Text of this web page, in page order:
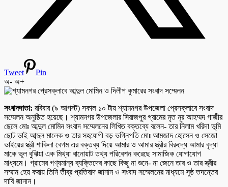
Tweet
Pin
অ- অ+
সংবাদদাতা: রবিবার (৯ আগস্ট) সকাল ১০ টায় শ্যামনগর উপজেলা প্রেসক্লাবে সংবাদ
সম্মেলন অনুষ্ঠিত হয়েছে। শ্যামনগর উপজেলার সিরাজপুর গ্রামের মৃত নূর আহম্মদ গাজীর
ছেলে মোঃ আব্দুল মোমিন সংবাদ সম্মেলনের লিখিত বক্তব্যে বলেন- তার নিলাম খরিদা ভূমি
ছোট ভাই আব্দুল মালেক ও তার সহযোগী বড় ভগ্নিপতি মোঃ আমজাদ হোসেন ও সেজো
ভাইয়ের স্ত্রী শাকিলা বেগম এর বক্তব্য দিয়ে আমার ও আমার স্ত্রীর বিরুদ্ধে আমার বৃদ্ধা
মাকে ভুল বুঝিয়া এক মিথ্যা বানোয়াট তথ্য পরিবেশন করেছে সামাজিক যোগাযোগ
মাধ্যমে। গ্রামের গণ্যমান্য ব্যক্তিদের কাছে কিছু না শুনে- না জেনে তার ও তার স্ত্রীর
সম্মান হেয় করায় তিনি তীব্র প্রতিবাদ জানান ও সংবাদ সম্মেলনের মাধ্যমে সুষ্ঠ তদন্তের
দাবি জানান।